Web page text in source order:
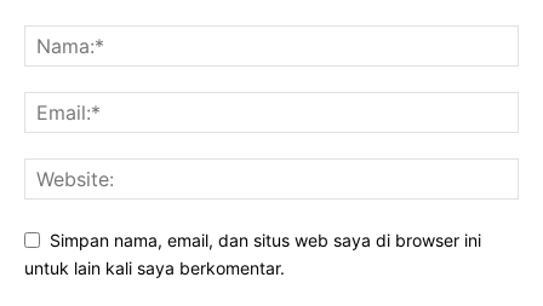
Simpan nama, email, dan situs web saya di browser ini
untuk lain kali saya berkomentar.